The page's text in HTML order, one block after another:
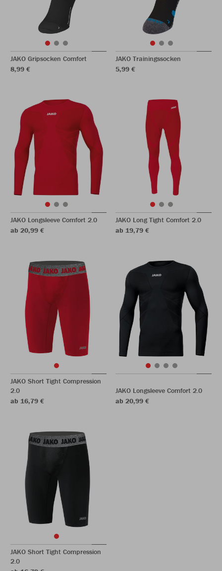
JAKO Gripsocken Comfort
8,99 €
JAKO Trainingssocken
5,99 €
JAKO Longsleeve Comfort 2.0
ab 20,99 €
JAKO Long Tight Comfort 2.0
ab 19,79 €
JAKO Short Tight Compression
2.0
ab 16,79 €
JAKO Longsleeve Comfort 2.0
ab 20,99 €
JAKO Short Tight Compression
2.0